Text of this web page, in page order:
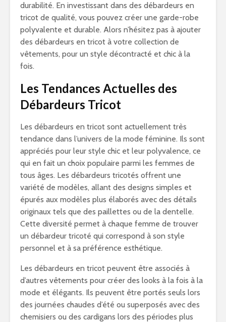
durabilité. En investissant dans des débardeurs en
tricot de qualité, vous pouvez créer une garde-robe
polyvalente et durable. Alors n’hésitez pas à ajouter
des débardeurs en tricot à votre collection de
vêtements, pour un style décontracté et chic à la
fois.
Les Tendances Actuelles des
Débardeurs Tricot
Les débardeurs en tricot sont actuellement très
tendance dans l’univers de la mode féminine. Ils sont
appréciés pour leur style chic et leur polyvalence, ce
qui en fait un choix populaire parmi les femmes de
tous âges. Les débardeurs tricotés offrent une
variété de modèles, allant des designs simples et
épurés aux modèles plus élaborés avec des détails
originaux tels que des paillettes ou de la dentelle.
Cette diversité permet à chaque femme de trouver
un débardeur tricoté qui correspond à son style
personnel et à sa préférence esthétique.
Les débardeurs en tricot peuvent être associés à
d’autres vêtements pour créer des looks à la fois à la
mode et élégants. Ils peuvent être portés seuls lors
des journées chaudes d’été ou superposés avec des
chemisiers ou des cardigans lors des périodes plus